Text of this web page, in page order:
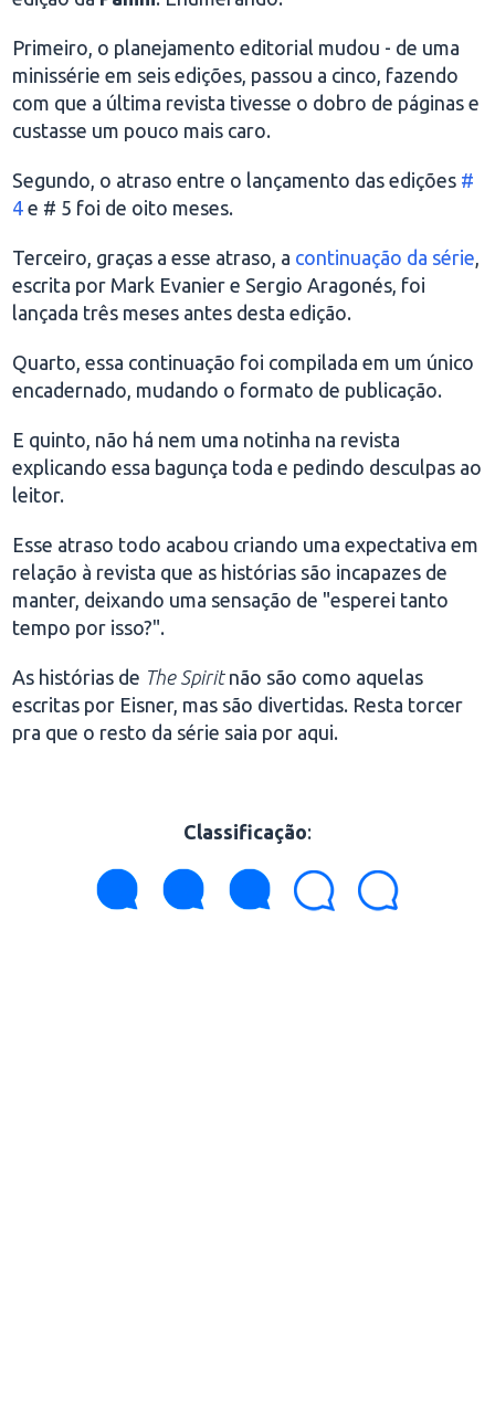
Primeiro, o planejamento editorial mudou - de uma
minissérie em seis edições, passou a cinco, fazendo
com que a última revista tivesse o dobro de páginas e
custasse um pouco mais caro.
Segundo, o atraso entre o lançamento das edições #
4 e # 5 foi de oito meses.
Terceiro, graças a esse atraso, a continuação da série,
escrita por Mark Evanier e Sergio Aragonés, foi
lançada três meses antes desta edição.
Quarto, essa continuação foi compilada em um único
encadernado, mudando o formato de publicação.
E quinto, não há nem uma notinha na revista
explicando essa bagunça toda e pedindo desculpas ao
leitor.
Esse atraso todo acabou criando uma expectativa em
relação à revista que as histórias são incapazes de
manter, deixando uma sensação de "esperei tanto
tempo por isso?".
As histórias de The Spiritnão são como aquelas
escritas por Eisner, mas são divertidas. Resta torcer
pra que o resto da série saia por aqui.
Classificação: